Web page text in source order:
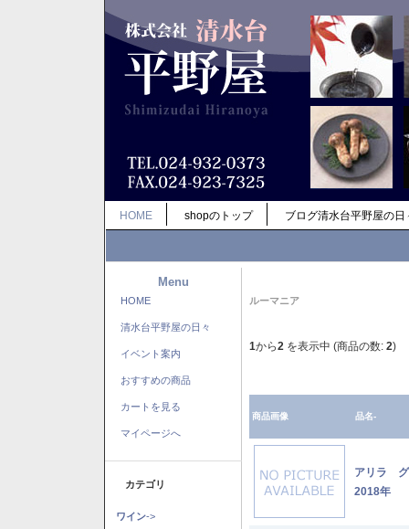
HOME shopのトップ ブログ清水台平野屋の日
Menu
HOME
清水台平野屋の日々
イベント案内
おすすめの商品
カートを見る
マイページへ
カテゴリ
ワイン->
ルーマニア
1から2 を表示中 (商品の数: 2)
商品画像 品名-
アリラ
2018年